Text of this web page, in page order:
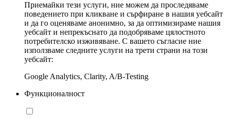
Приемайки тези услуги, ние можем да проследяваме
поведението при кликване и сърфиране в нашия уебсайт
и да го оценяваме анонимно, за да оптимизираме нашия
уебсайт и непрекъснато да подобряваме цялостното
потребителско изживяване. С вашето съгласие ние
използваме следните услуги на трети страни на този
уебсайт:
Google Analytics, Clarity, A/B-Testing
Функционалност